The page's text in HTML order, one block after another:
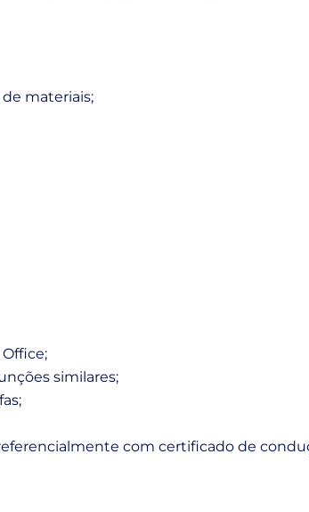
materiais;
similares;
com certificado de